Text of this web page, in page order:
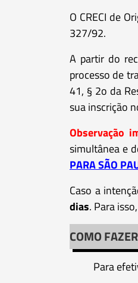
O CRECI de
327/92.
A partir do
processo de
41, § 2o da
sua inscrição
Observação
simultânea e
PARA SÃO
Caso a
dias. Para
COMO
Para